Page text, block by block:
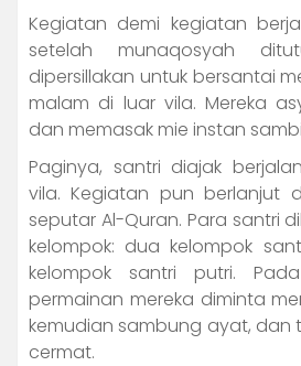
Kegiatan demi kegiatan
setelah munaqosyah
dipersillakan untuk bersantai
malam di luar vila. Mereka
dan memasak mie instan
Paginya, santri diajak
vila. Kegiatan pun berlanjut
seputar Al-Quran. Para santri
kelompok: dua kelompok
kelompok santri putri.
permainan mereka diminta
kemudian sambung ayat, dan
cermat.